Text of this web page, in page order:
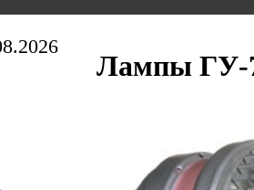
Лампы ГУ-